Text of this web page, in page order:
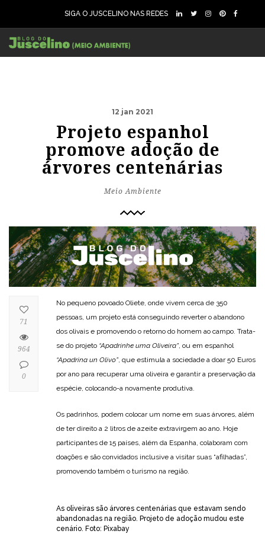
SIGA O JUSCELINO NAS REDES
12 jan 2021
Projeto espanhol
promove adoção de
árvores centenárias
Meio Ambiente
No pequeno povoado Oliete, onde vivem cerca de 350
pessoas, um projeto está conseguindo reverter o abandono
dos olivais e promovendo o retorno do homem ao campo. Trata-
se do projeto “Apadrinhe uma Oliveira”, ou em espanhol
“Apadrina un Olivo”, que estimula a sociedade a doar 50 Euros
por ano para recuperar uma oliveira e garantir a preservação da
espécie, colocando-a novamente produtiva.
Os padrinhos, podem colocar um nome em suas árvores, além
de ter direito a 2 litros de azeite extravirgem ao ano. Hoje
participantes de 15 países, além da Espanha, colaboram com
doações e são convidados inclusive a visitar suas “afilhadas”,
promovendo também o turismo na região.
As oliveiras são árvores centenárias que estavam sendo
abandonadas na região. Projeto de adoção mudou este
cenário. Foto: Pixabay
71
964
0